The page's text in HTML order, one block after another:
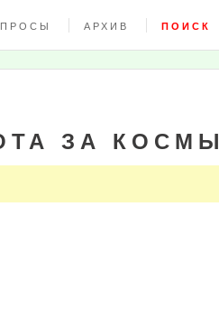
АРХИВ ПОИСК
ЗА КОСМЫ